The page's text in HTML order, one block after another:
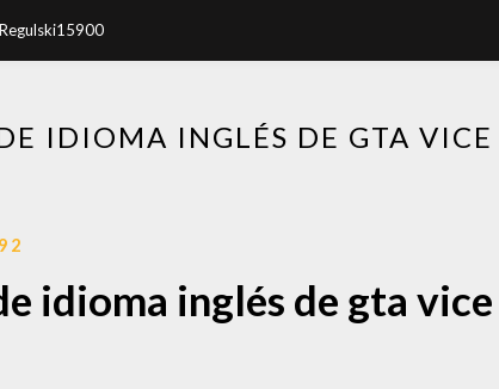
Regulski15900
IDIOMA INGLÉS DE GTA VICE
idioma inglés de gta vice